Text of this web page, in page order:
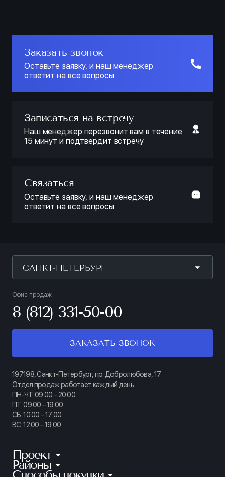
Заказать звонок
Оставьте заявку, и наш менеджер
ответит на все вопросы
Записаться на встречу
Наш менеджер перезвонит вам в течение
15 минут и подтвердит встречу
Связаться
Оставьте заявку, и наш менеджер
ответит на все вопросы
САНКТ-ПЕТЕРБУРГ
Офис продаж
8 (812) 331-50-00
ЗАКАЗАТЬ ЗВОНОК
197198, Санкт-Петербург, пр. Добролюбова, 17
Отдел продаж работает каждый день.
ПН-ЧТ: 09:00 – 20:00
ПТ: 09:00 – 19:00
СБ: 10:00 – 17:00
ВС: 12:00 – 19:00
Проект
КИНОПАРК
Районы
Калининский